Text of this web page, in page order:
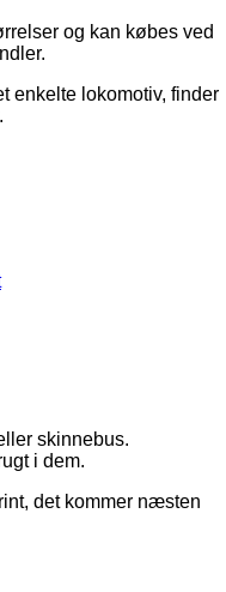
og kan købes ved
enkelte lokomotiv, finder
skinnebus.
i dem.
det kommer næsten